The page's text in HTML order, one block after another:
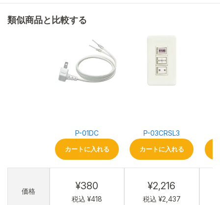
類似商品と比較する
価格
P-01DC
カートに入れる
¥380
税込 ¥418
P-03CRSL3
カートに入れる
¥2,216
税込 ¥2,437